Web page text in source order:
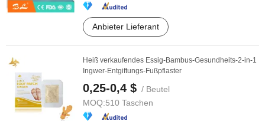
Anbieter Lieferant
Heiß verkaufendes Essig-Bambus-Gesundheits-2-in-1
Ingwer-Entgiftungs-Fußpflaster
0,25-0,4 $ / Beutel
MOQ:510 Taschen